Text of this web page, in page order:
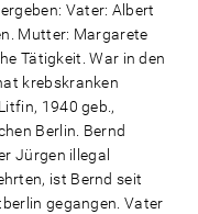
Vater: Albert
Mutter: Margarete
Tätigkeit. War in den
krebskranken
1940 geb.,
Berlin. Bernd
Jürgen illegal
ist Bernd seit
gegangen. Vater